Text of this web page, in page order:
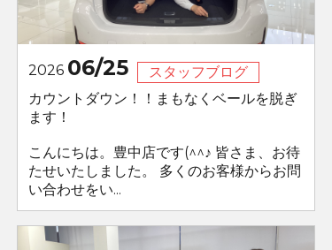
2026 06/25
スタッフブログ
カウントダウン！！まもなくベールを脱ぎ
ます！
こんにちは。豊中店です(^^♪ 皆さま、お待
たせいたしました。 多くのお客様からお問
い合わせをい...